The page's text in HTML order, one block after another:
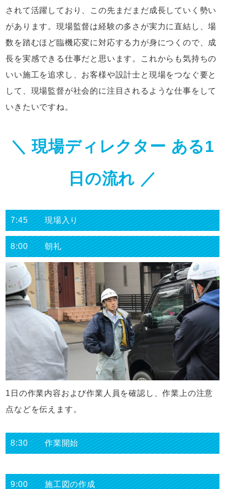
されて活躍しており、この先まだまだ成長していく勢い
があります。現場監督は経験の多さが実力に直結し、場
数を踏むほど臨機応変に対応する力が身につくので、成
長を実感できる仕事だと思います。これからも気持ちの
いい施工を追求し、お客様や設計士と現場をつなぐ要と
して、現場監督が社会的に注目されるような仕事をして
いきたいですね。
＼ 現場ディレクター ある1
日の流れ ／
7:45 現場入り
8:00 朝礼
1日の作業内容および作業人員を確認し、作業上の注意
点などを伝えます。
8:30 作業開始
9:00 施工図の作成